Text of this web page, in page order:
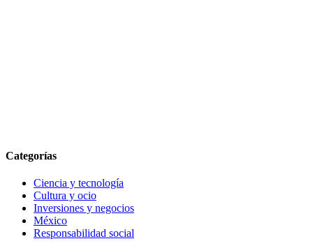
Categorías
Ciencia y tecnología
Cultura y ocio
Inversiones y negocios
México
Responsabilidad social